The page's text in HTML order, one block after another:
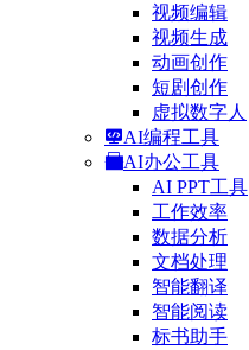
视频编辑
视频生成
动画创作
短剧创作
虚拟数字人
AI编程工具
AI办公工具
AI PPT工具
工作效率
数据分析
文档处理
智能翻译
智能阅读
标书助手